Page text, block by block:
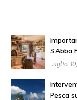
S’Abba
Luglio
Pesca